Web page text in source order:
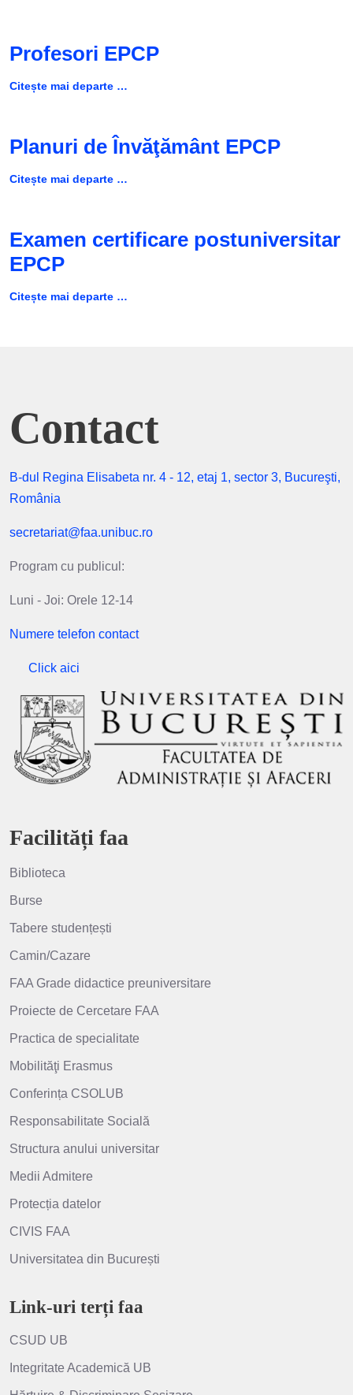
Profesori EPCP
Citește mai departe …
Planuri de Învăţământ EPCP
Citește mai departe …
Examen certificare postuniversitar
EPCP
Citește mai departe …
Contact
B-dul Regina Elisabeta nr. 4 - 12, etaj 1, sector 3, Bucureşti,
România
secretariat@faa.unibuc.ro
Program cu publicul:
Luni - Joi: Orele 12-14
Numere telefon contact
Click aici
Facilități faa
Biblioteca
Burse
Tabere studențești
Camin/Cazare
FAA Grade didactice preuniversitare
Proiecte de Cercetare FAA
Practica de specialitate
Mobilităţi Erasmus
Conferința CSOLUB
Responsabilitate Socială
Structura anului universitar
Medii Admitere
Protecția datelor
CIVIS FAA
Universitatea din București
Link-uri terți faa
CSUD UB
Integritate Academică UB